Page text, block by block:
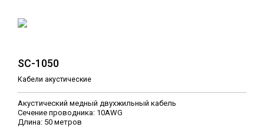
SC-1050
Кабели акустические
Акустический медный двухжильный кабель
Сечение проводника: 10AWG
Длина: 50 метров